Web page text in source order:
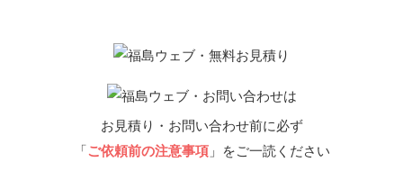
お見積り・お問い合わせ前に必ず
「ご依頼前の注意事項」をご一読ください